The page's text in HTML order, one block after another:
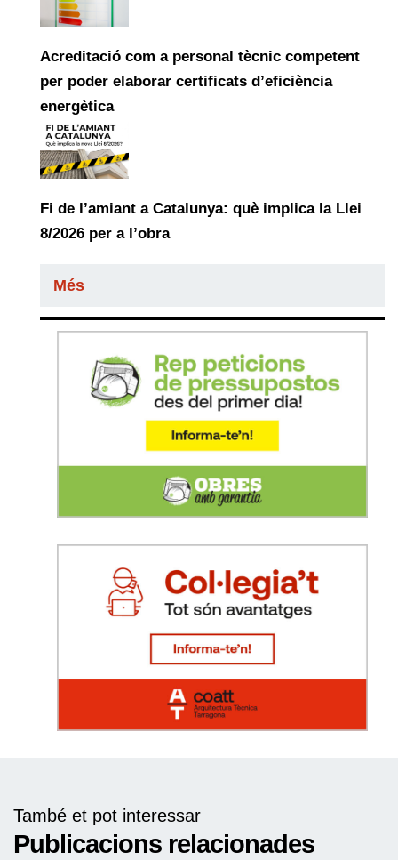
Acreditació com a personal tècnic competent
per poder elaborar certificats d’eficiència
energètica
Fi de l’amiant a Catalunya: què implica la Llei
8/2026 per a l’obra
Més
També et pot interessar
Publicacions relacionades